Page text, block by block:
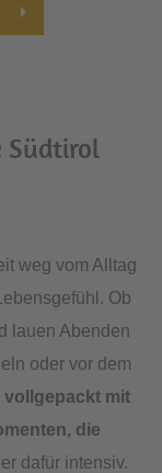
Südtirol
weg vom Alltag
Ob
lauen Abenden
oder vor dem
vollgepackt mit
die
dafür intensiv.